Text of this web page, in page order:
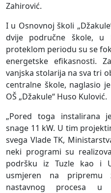
Zahirović.
I u Osnovnoj školi
dvije područne škole,
proteklom periodu su se
energetske efikasnosti.
vanjska stolarija na sva tri
centralne škole, naglasio
OŠ „Džakule“ Huso Kulović.
„Pored toga instalirana
snage 11 kW. U tim
svega Vlade TK,
neki programi su
podršku iz Tuzle kao i
usmjeren na pripremu
nastavnog procesa u